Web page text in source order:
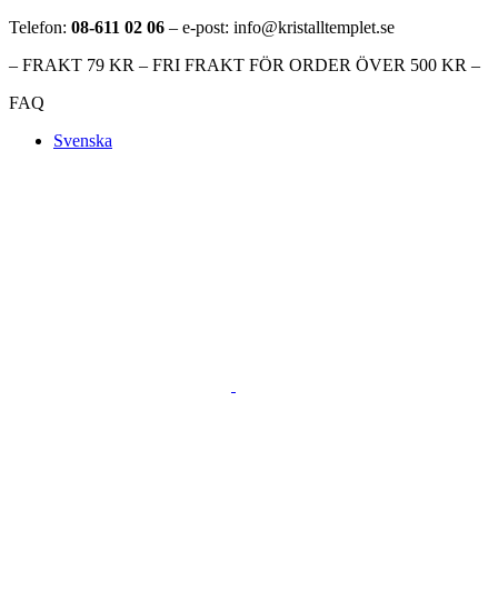
Telefon: 08-611 02 06 – e-post: info@kristalltemplet.se
– FRAKT 79 KR – FRI FRAKT FÖR ORDER ÖVER 500 KR –
FAQ
Svenska